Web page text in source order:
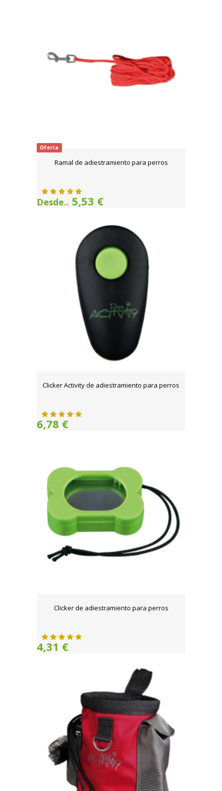
Oferta
Ramal de adiestramiento para perros
Desde.. 5,53 €
Clicker Activity de adiestramiento para perros
6,78 €
Clicker de adiestramiento para perros
4,31 €